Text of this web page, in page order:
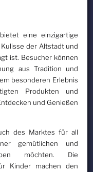
bietet eine einzigartige
der Altstadt und
ist. Besucher können
aus Tradition und
besonderen Erlebnis
Produkten und
und Genießen
des Marktes für all
gemütlichen und
möchten. Die
Kinder machen den